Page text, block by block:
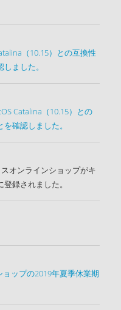
（10.15）との互換性
ました。
Catalina（10.15）との
確認しました。
オンラインショップがキ
録されました。
ップの2019年夏季休業期